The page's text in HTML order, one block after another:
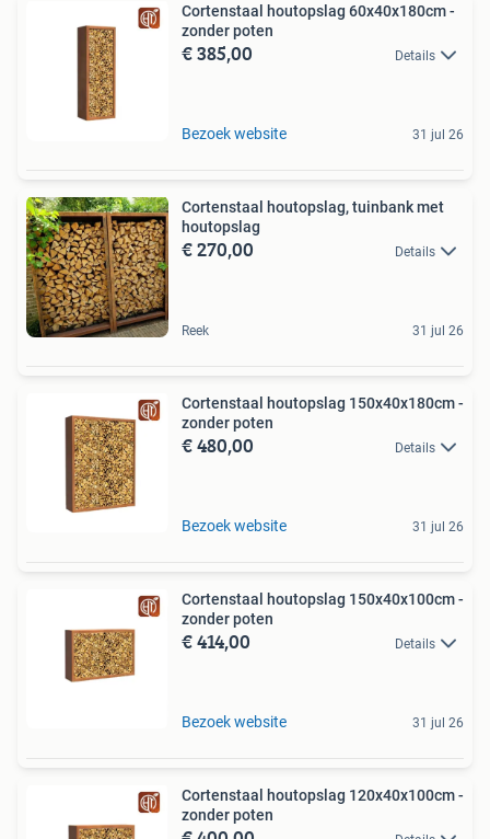
Cortenstaal houtopslag 60x40x180cm -
zonder poten
€ 385,00 Details
Bezoek website 31 jul 26
Cortenstaal houtopslag, tuinbank met
houtopslag
€ 270,00 Details
Reek 31 jul 26
Cortenstaal houtopslag 150x40x180cm -
zonder poten
€ 480,00 Details
Bezoek website 31 jul 26
Cortenstaal houtopslag 150x40x100cm -
zonder poten
€ 414,00 Details
Bezoek website 31 jul 26
Cortenstaal houtopslag 120x40x100cm -
zonder poten